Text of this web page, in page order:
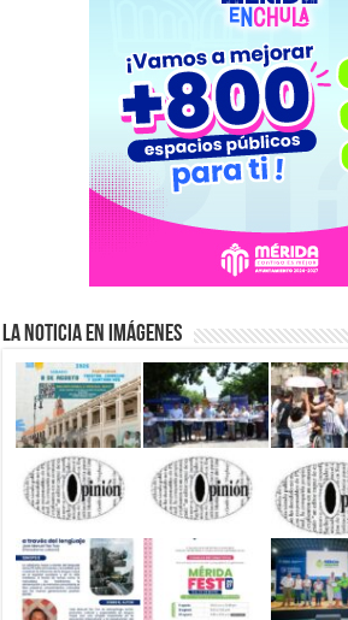
La Noticia en Imágenes